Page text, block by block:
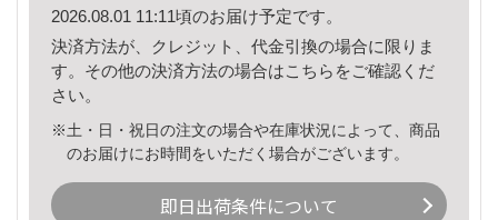
2026.08.01 11:11頃のお届け予定です。
決済方法が、クレジット、代金引換の場合に限りま
す。その他の決済方法の場合はこちら をご確認くだ
さい。
※土・日・祝日の注文の場合や在庫状況によって、商品
のお届けにお時間をいただく場合がございます。
即日出荷条件について